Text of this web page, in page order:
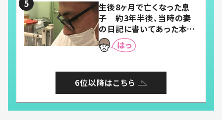
生後8ヶ月で亡くなった息
子 約3年半後、当時の妻
の日記に書いてあった本音
とは
6位以降はこちら